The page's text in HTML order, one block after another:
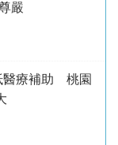
嚴
醫療補助 桃園